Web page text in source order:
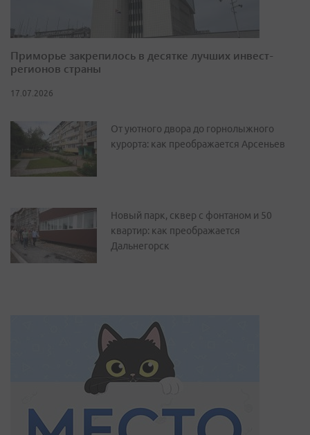
Приморье закрепилось в десятке лучших инвест-
регионов страны
17.07.2026
От уютного двора до горнолыжного
курорта: как преображается Арсеньев
Новый парк, сквер с фонтаном и 50
квартир: как преображается
Дальнегорск